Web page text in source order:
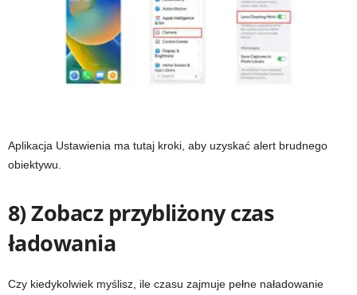
Aplikacja Ustawienia ma tutaj kroki, aby uzyskać alert brudnego
obiektywu.
8) Zobacz przybliżony czas
ładowania
Czy kiedykolwiek myślisz, ile czasu zajmuje pełne naładowanie